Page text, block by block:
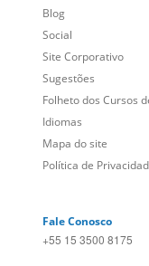
Social
Site Corporativo
Sugestões
Folheto dos Cursos de
Idiomas
Mapa do site
Política de Privacidade
+55 15 3500 8175